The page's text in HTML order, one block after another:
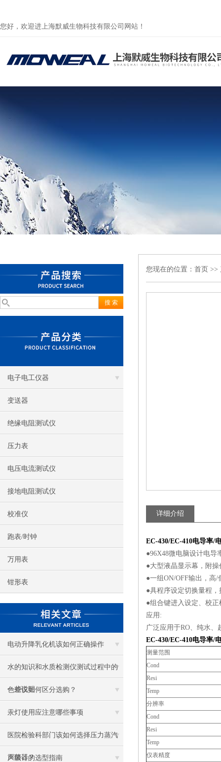
您好，欢迎进上海默威生物科技有限公司网站！
电子电工仪器
变送器
绝缘电阻测试仪
压力表
电压电流测试仪
接地电阻测试仪
校准仪
跑表/时钟
万用表
钳形表
电动升降乳化机该如何正确操作
水的知识和水质检测仪测试过程中的
一些说明
色差仪如何区分选购？
汞灯使用应注意哪些事项
医院检验科部门该如何选择压力蒸汽
灭菌器？
声级计的选型指南
您现在的位置： 首页 >>
详细介绍
EC-430/EC-410电导率/
●96X48微电脑设计电导
●大型液晶显示幕，附
●一组ON/OFF输出，高
●具程序设定切换量程
●组合键进入设定、校
应用:
广泛应用于RO、纯水
EC-430/EC-410电导率/
测量范围
Cond
Resi
Temp
分辨率
Cond
Resi
Temp
仪表精度